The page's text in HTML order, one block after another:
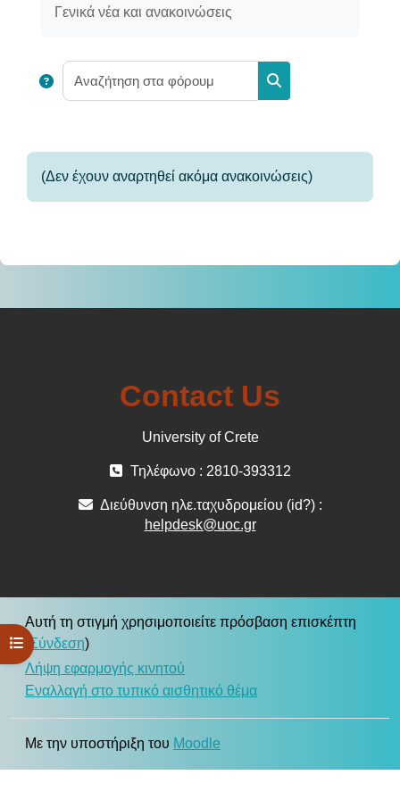
Άνοιγμα ευρετηρίου μαθήματος
Γενικά νέα και ανακοινώσεις
Αναζήτηση στα
(Δεν έχουν αναρτηθεί ακόμα ανακοινώσεις)
Contact Us
University of Crete
Τηλέφωνο : 2810-393312
Διεύθυνση ηλε.ταχυδρομείου (id?) :
helpdesk@uoc.gr
Αυτή τη στιγμή χρησιμοποιείτε πρόσβαση επισκέπτη
Σύνδεση)
Λήψη εφαρμογής κινητού
Εναλλαγή στο τυπικό αισθητικό θέμα
Με την υποστήριξη του Moodle